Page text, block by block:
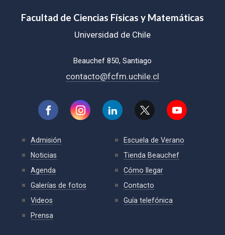
Facultad de Ciencias Físicas y Matemáticas
Universidad de Chile
Beauchef 850, Santiago
contacto@fcfm.uchile.cl
Admisión
Noticias
Agenda
Galerías de fotos
Videos
Prensa
Escuela de Verano
Tienda Beauchef
Cómo llegar
Contacto
Guía telefónica